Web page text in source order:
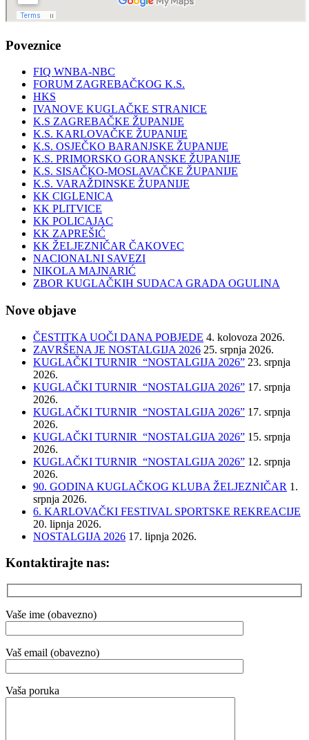
Poveznice
FIQ WNBA-NBC
FORUM ZAGREBAČKOG K.S.
HKS
IVANOVE KUGLAČKE STRANICE
K.S ZAGREBAČKE ŽUPANIJE
K.S. KARLOVAČKE ŽUPANIJE
K.S. OSJEČKO BARANJSKE ŽUPANIJE
K.S. PRIMORSKO GORANSKE ŽUPANIJE
K.S. SISAČKO-MOSLAVAČKE ŽUPANIJE
K.S. VARAŽDINSKE ŽUPANIJE
KK CIGLENICA
KK PLITVICE
KK POLICAJAC
KK ZAPREŠIĆ
KK ŽELJEZNIČAR ČAKOVEC
NACIONALNI SAVEZI
NIKOLA MAJNARIĆ
ZBOR KUGLAČKIH SUDACA GRADA OGULINA
Nove objave
ČESTITKA UOČI DANA POBJEDE 4. kolovoza 2026.
ZAVRŠENA JE NOSTALGIJA 2026 25. srpnja 2026.
KUGLAČKI TURNIR “NOSTALGIJA 2026” 23. srpnja
2026.
KUGLAČKI TURNIR “NOSTALGIJA 2026” 17. srpnja
2026.
KUGLAČKI TURNIR “NOSTALGIJA 2026” 17. srpnja
2026.
KUGLAČKI TURNIR “NOSTALGIJA 2026” 15. srpnja
2026.
KUGLAČKI TURNIR “NOSTALGIJA 2026” 12. srpnja
2026.
90. GODINA KUGLAČKOG KLUBA ŽELJEZNIČAR 1.
srpnja 2026.
6. KARLOVAČKI FESTIVAL SPORTSKE REKREACIJE
20. lipnja 2026.
NOSTALGIJA 2026 17. lipnja 2026.
Kontaktirajte nas:
Vaše ime (obavezno)
Vaš email (obavezno)
Vaša poruka